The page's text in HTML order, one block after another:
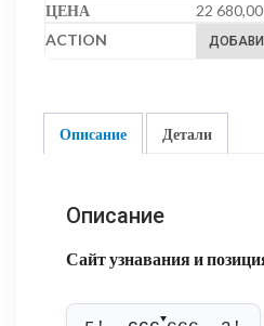
22 680,00
Описание Детали
Описание
Сайт узнавания и
▼